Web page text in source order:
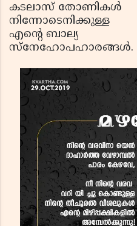
കടലാസ് തോണികള്‍
നിന്നോടെനിക്കുള്ള
എന്റെ ബാല്യ
സ്‌നേഹോപഹാരങ്ങള്‍.